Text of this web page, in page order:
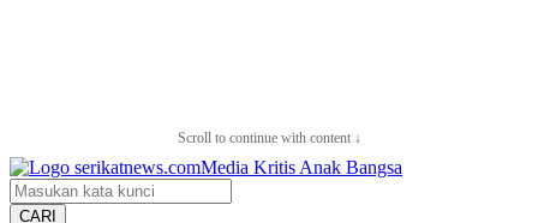
Scroll to continue with content ↓
CARI